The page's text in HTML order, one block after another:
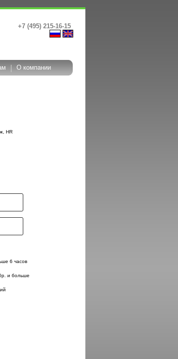
+7 (495) 215-16-15
О компании
HR
6 часов
и больше